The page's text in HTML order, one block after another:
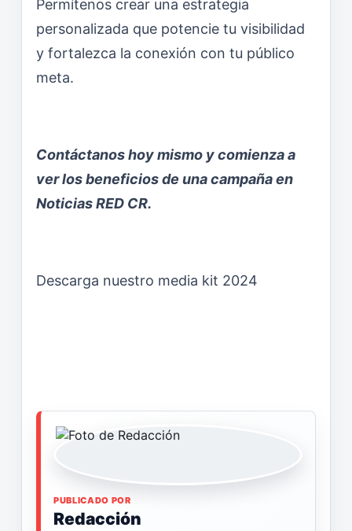
Permítenos crear una estrategia
personalizada que potencie tu visibilidad
y fortalezca la conexión con tu público
meta.
Contáctanos hoy mismo y comienza a
ver los beneficios de una campaña en
Noticias RED CR.
Descarga nuestro media kit 2024
PUBLICADO POR
Redacción